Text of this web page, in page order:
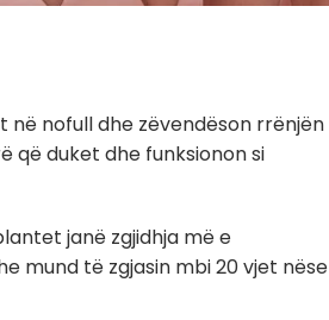
nofull dhe zëvendëson rrënjën
që duket dhe funksionon si
janë zgjidhja më e
mund të zgjasin mbi 20 vjet nëse